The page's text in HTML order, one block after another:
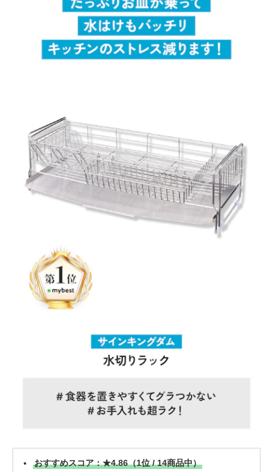
おすすめスコア：★4.86（1位 / 14商品中）